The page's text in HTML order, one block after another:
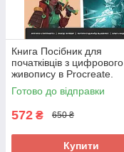
Книга Посібник для
початківців з цифрового
живопису в Procreate.
Персонажі 336877
Готово до відправки
572 ₴ 650 ₴
Купити